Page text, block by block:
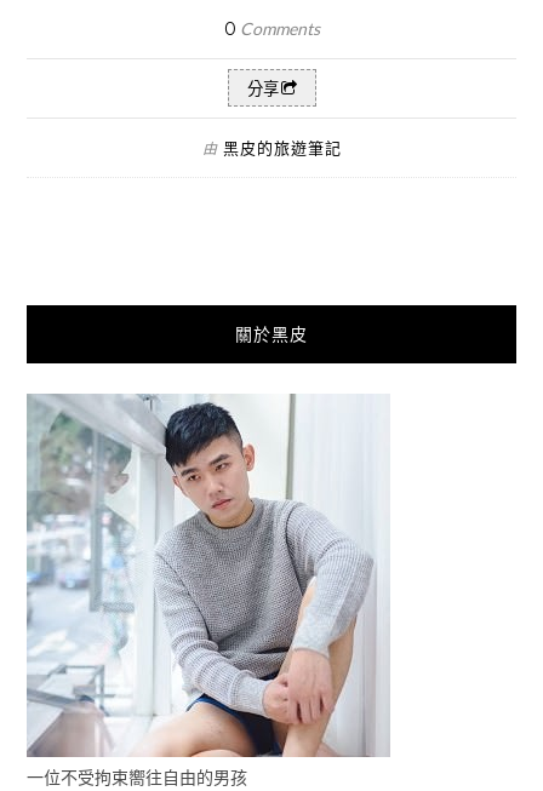
0 Comments
分享
由 黑皮的旅遊筆記
關於黑皮
一位不受拘束嚮往自由的男孩